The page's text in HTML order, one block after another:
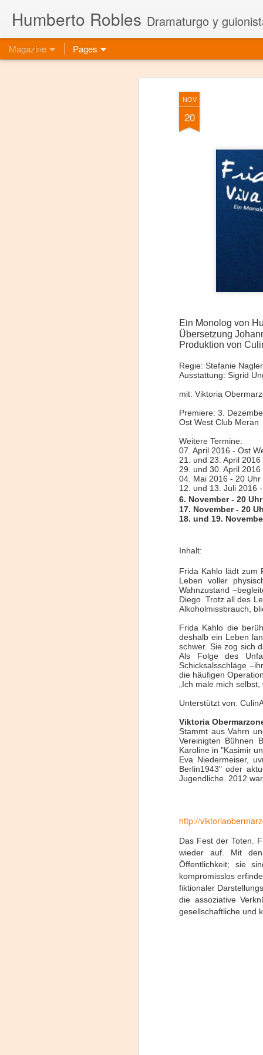
NOV
20
Ein Monolog von
Übersetzung
Produktion von
Regie: Stefanie Nagler
Ausstattung: Sigrid
mit: Viktoria
Premiere: 3.
Ost West Club Meran
Weitere Termine:
07. April 2016 - Ost
21. und 23. April
29. und 30. April
04. Mai 2016 - 20 Uhr
12. und 13. Juli 2016
6. November - 20 Uhr
17. November - 20
18. und 19.
Inhalt:
Frida Kahlo lädt zum
Leben voller
Wahnzustand
Diego. Trotz all des
Alkoholmissbrauch,
Frida Kahlo die
deshalb ein Leben
schwer. Sie zog sich
Als Folge des
Schicksalsschläge
die häufigen
„Ich male mich
Unterstützt von:
Viktoria
Stammt aus Vahrn
Vereinigten Bühnen
Karoline in "Kasimir
Eva Niedermeiser,
Berlin1943" oder
Jugendliche. 2012
http://
Das Fest der Toten.
wieder auf. Mit den
Öffentlichkeit; sie
kompromisslos
fiktionaler
die assoziative
gesellschaftliche und
Humberto Robles Dramaturgo y
Magazine Pages
Frida Viva la Vida -
Santa Fe
Viernes 7 de agosto, 19 h.
El universo de Frida Kahlo se
apodera del ciclo Comentadas
La calidez del Gran Salón se
muda al Teatinmersivana fecha
muy especial, donde nos
Presentación de la obra
unipersonal Frida Viva la Vida,
bajo la dirección de Julia Morgado
y dramaturgia de Humberto